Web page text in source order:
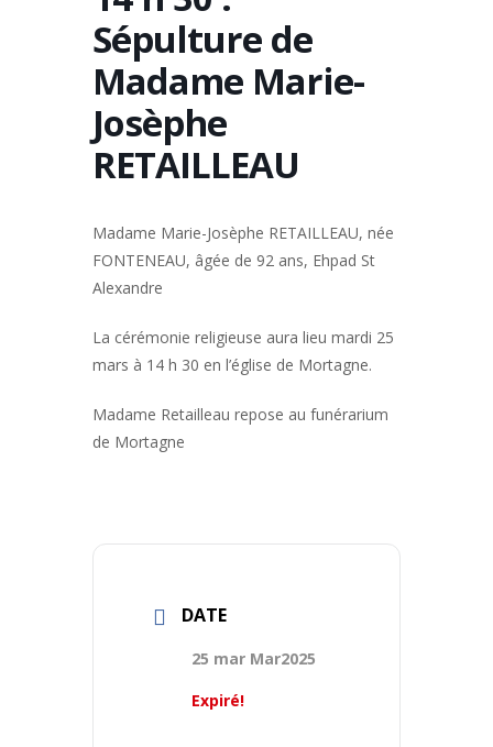
Sépulture de
Madame Marie-
Josèphe
RETAILLEAU
Madame Marie-Josèphe RETAILLEAU, née
FONTENEAU, âgée de 92 ans, Ehpad St
Alexandre
La cérémonie religieuse aura lieu mardi 25
mars à 14 h 30 en l’église de Mortagne.
Madame Retailleau repose au funérarium
de Mortagne
DATE
25 mar Mar2025
Expiré!